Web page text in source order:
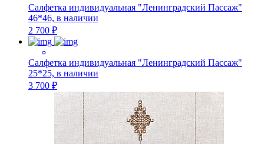
Салфетка индивидуальная "Ленинградский Пассаж"
46*46, в наличии
2 700 ₽
Салфетка индивидуальная "Ленинградский Пассаж"
25*25, в наличии
3 700 ₽